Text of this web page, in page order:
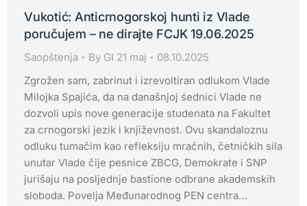
Vukotić: Anticrnogorskoj hunti iz Vlade
poručujem – ne dirajte FCJK 19.06.2025
Saopštenja By GI 21 maj
08.10.2025
Zgrožen sam, zabrinut i izrevoltiran odlukom Vlade
Milojka Spajića, da na današnjoj śednici Vlade ne
dozvoli upis nove generacije studenata na Fakultet
za crnogorski jezik i književnost. Ovu skandaloznu
odluku tumačim kao refleksiju mračnih, četničkih sila
unutar Vlade čije pesnice ZBCG, Demokrate i SNP
jurišaju na posljednje bastione odbrane akademskih
sloboda. Povelja Međunarodnog PEN centra…